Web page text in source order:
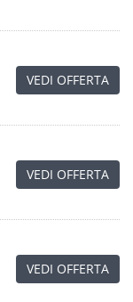
VEDI OFFERTA
VEDI OFFERTA
VEDI OFFERTA